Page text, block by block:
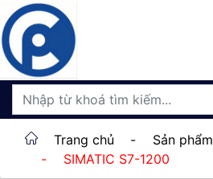
Trang chủ -
Sản phẩm
-
SIMATIC S7-1200